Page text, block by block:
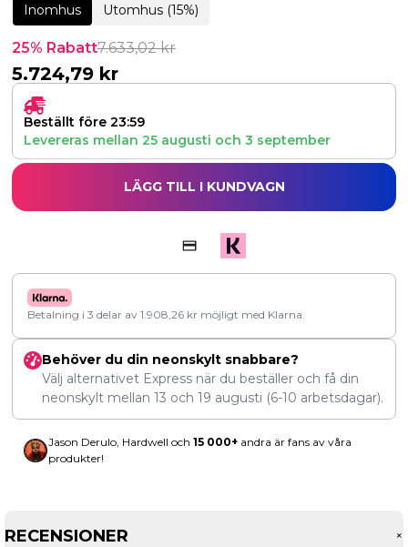
Inomhus Utomhus (15%)
25% Rabatt7.633,02kr
5.724,79 kr
Beställt före 23:59
Levereras mellan 25 augusti och 3 september
LÄGG TILL I KUNDVAGN
Betalning i 3 delar av 1.908,26 kr möjligt med Klarna.
Behöver du din neonskylt snabbare?
Välj alternativet Express när du beställer och få din
neonskylt mellan 13 och 19 augusti (6-10 arbetsdagar).
Jason Derulo, Hardwell och 15 000+ andra är fans av våra
produkter!
RECENSIONER +